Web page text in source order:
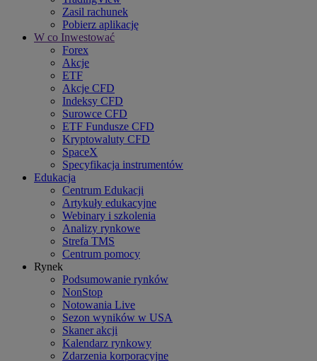
Zasil rachunek
Pobierz aplikację
W co Inwestować
Forex
Akcje
ETF
Akcje CFD
Indeksy CFD
Surowce CFD
ETF Fundusze CFD
Kryptowaluty CFD
SpaceX
Specyfikacja instrumentów
Edukacja
Centrum Edukacji
Artykuły edukacyjne
Webinary i szkolenia
Analizy rynkowe
Strefa TMS
Centrum pomocy
Rynek
Podsumowanie rynków
NonStop
Notowania Live
Sezon wyników w USA
Skaner akcji
Kalendarz rynkowy
Zdarzenia korporacyjne